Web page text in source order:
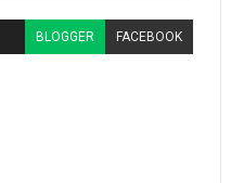
BLOGGER FACEBOOK